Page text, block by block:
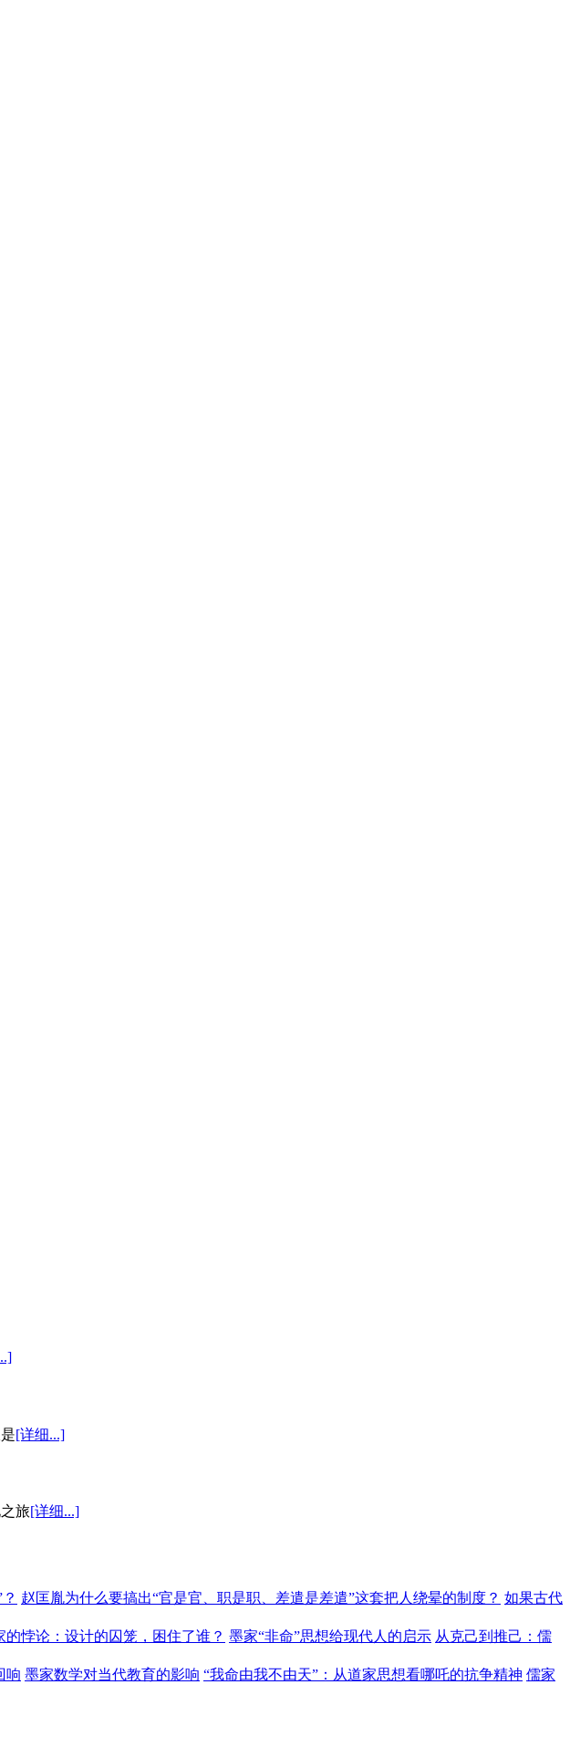
[详细...]
旅[详细...]
赵匡胤为什么要搞出“官是官、职是职、差遣是差遣”这套把人绕晕的制度？ 如果古代
的悖论：设计的囚笼，困住了谁？ 墨家“非命”思想给现代人的启示 从克己到推己：儒
响 墨家数学对当代教育的影响 “我命由我不由天”：从道家思想看哪吒的抗争精神 儒家